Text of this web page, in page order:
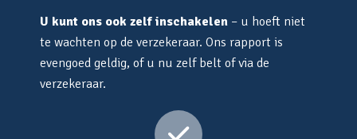
U kunt ons ook zelf inschakelen – u hoeft niet
te wachten op de verzekeraar. Ons rapport is
evengoed geldig, of u nu zelf belt of via de
verzekeraar.